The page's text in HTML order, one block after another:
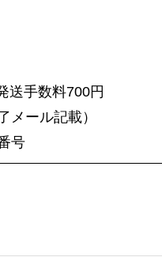
送手数料700円
メール記載）
号